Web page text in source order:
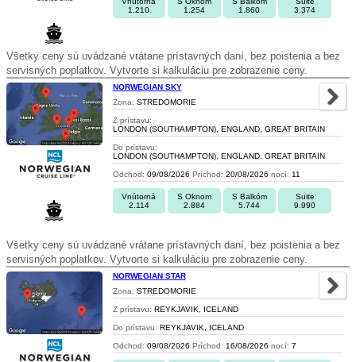
1.210
1.254
1.860
3.374
Všetky ceny sú uvádzané vrátane prístavných daní, bez poistenia a bez
servisných poplatkov. Vytvorte si kalkuláciu pre zobrazenie ceny.
NORWEGIAN SKY
Zona: STREDOMORIE
Z prístavu:
LONDON (SOUTHAMPTON), ENGLAND, GREAT BRITAIN
Do prístavu:
LONDON (SOUTHAMPTON), ENGLAND, GREAT BRITAIN
Odchod: 09/08/2026 Príchod: 20/08/2026 nocí: 11
Vnútorná
2.114
S Oknom
2.884
S Balkóm
5.744
Suite
9.990
Všetky ceny sú uvádzané vrátane prístavných daní, bez poistenia a bez
servisných poplatkov. Vytvorte si kalkuláciu pre zobrazenie ceny.
NORWEGIAN STAR
Zona: STREDOMORIE
Z prístavu: REYKJAVIK, ICELAND
Do prístavu: REYKJAVIK, ICELAND
Odchod: 09/08/2026 Príchod: 16/08/2026 nocí: 7